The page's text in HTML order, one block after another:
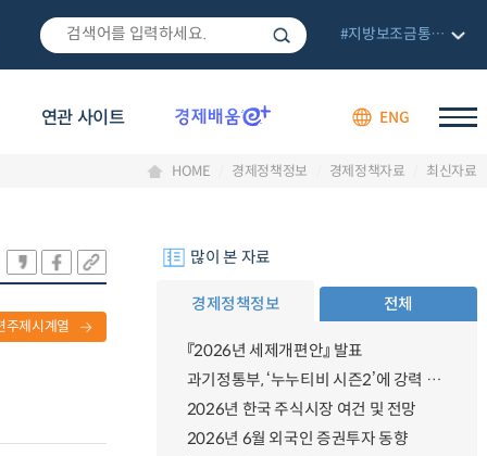
연관 사이트 ENG
#지방보조금통합관리망
HOME 경제정책정보 경제정책자료 최신자료
주제시계열
많이 본 자료
경제정책정보 전체
『2026년 세제개편안』 발표
과기정통부, ‘누누티비 시즌2’에 강력 대응 의지 밝혀
2026년 한국 주식시장 여건 및 전망
2026년 6월 외국인 증권투자 동향